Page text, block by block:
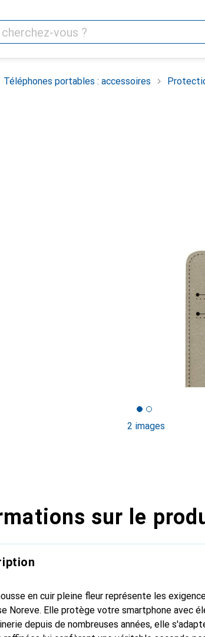
Téléphones portables : accessoires
2 images
sur le
en cuir pleine fleur représente les
Noreve. Elle protège votre smartphone avec
depuis de nombreuses années, elle